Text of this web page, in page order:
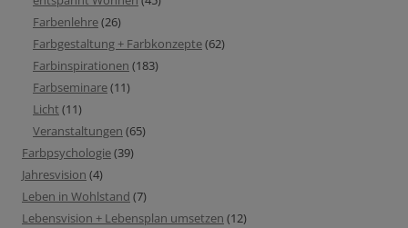
Farbenlehre(26)
Farbgestaltung + Farbkonzepte(62)
Farbinspirationen (183)
Farbseminare(11)
Licht (11)
Veranstaltungen (65)
Farbpsychologie(39)
Jahresvision (4)
Leben in Wohlstand (7)
Lebensvision + Lebensplan umsetzen (12)